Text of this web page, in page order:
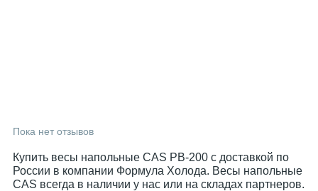
Пока нет отзывов
Купить весы напольные CAS PB-200 с доставкой по
России в компании Формула Холода. Весы напольные
CAS всегда в наличии у нас или на складах партнеров.